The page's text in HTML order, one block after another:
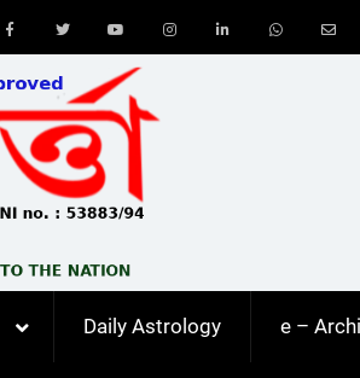
Youtube
Daily Astrology e –